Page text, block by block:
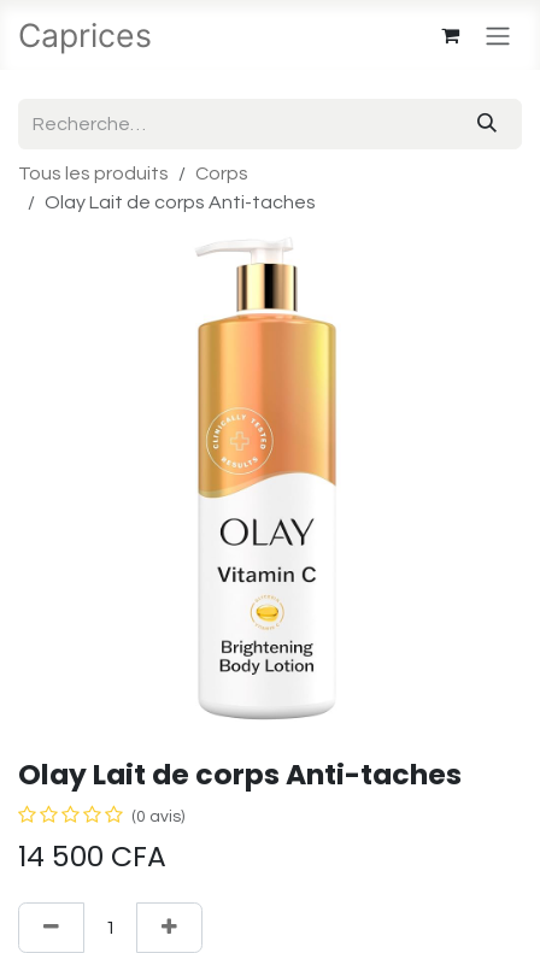
Caprices
Tous les produits
Corps
Olay Lait de corps Anti-taches
Olay Lait de corps Anti-taches
(0 avis)
14 500 CFA